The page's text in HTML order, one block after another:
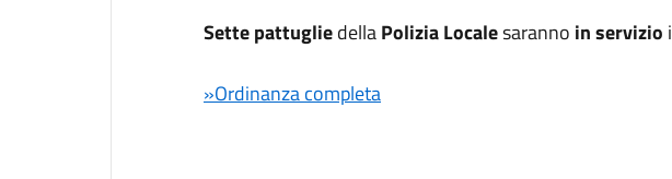
Sette pattugliedellaPolizia Localesaranno in servizio
»Ordinanza completa